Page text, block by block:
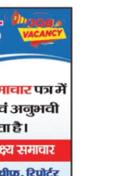
सख्त,आयोग
अप्रैल
फाइनल
शेड्यूल
तलब।